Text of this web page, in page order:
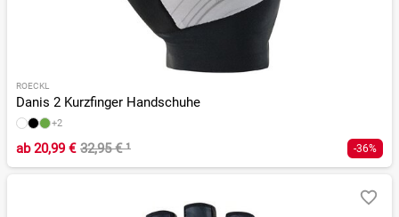
ROECKL
Danis 2 Kurzfinger Handschuhe
+2
ab20,99 € 32,95 €¹ -36%